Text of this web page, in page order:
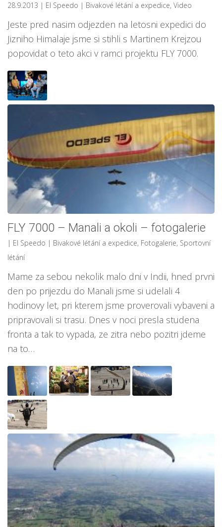
28.9.2013 | El Speedo | Bivakové létání a expedice, Video
Jeste pred nasim odjezden na letosni expedici do
Jizniho Himalaje jsme si stihli s Martinem Krejzou
popovidat o teto akci v ramci projektu FLY 7000.
FLY 7000 – Manali a okoli – fotogalerie
| El Speedo | Bivakové létání a expedice, Fotogalerie, Sportovní
létání
Mame za sebou nekolik malo dni v Indii, hned prvni
den po prijezdu do Manali jsme si udelali 4
hodinovy let, pri kterem jsme proverovali vybaveni a
pripravovali si trasu. Dnes v noci presla studena
fronta a tak to vypada, ze zitra nebo pozitri jdeme
na to…